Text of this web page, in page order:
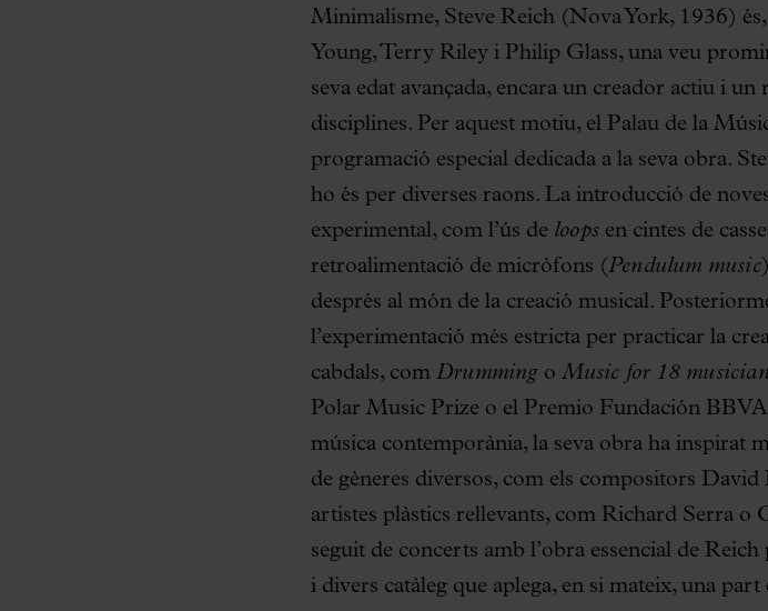
Minimalisme, Steve Reich (Nova York, 1936)
Young, Terry Riley i Philip Glass, una veu
seva edat avançada, encara un creador actiu i
disciplines. Per aquest motiu, el Palau de la
programació especial dedicada a la seva obra.
ho és per diverses raons. La introducció de
experimental, com l’ús de loops en cintes de
retroalimentació de micròfons (Pendulum music
després al món de la creació musical.
l’experimentació més estricta per practicar la
cabdals, com Drumming o Music for 18
Polar Music Prize o el Premio Fundación
música contemporània, la seva obra ha inspirat
de gèneres diversos, com els compositors
artistes plàstics rellevants, com Richard Serra o
seguit de concerts amb l’obra essencial de
i divers catàleg que aplega, en si mateix, una